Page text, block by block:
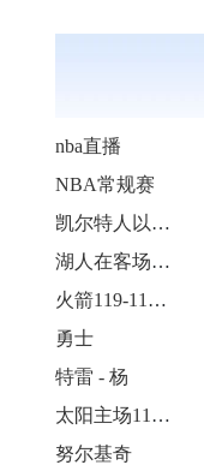
nba直播
NBA常规赛
凯尔特人以109-86战胜火箭
湖人在客场以115-119惜败火箭
火箭119-115战胜灰熊
勇士
特雷 - 杨
太阳主场114-106力克爵士
努尔基奇